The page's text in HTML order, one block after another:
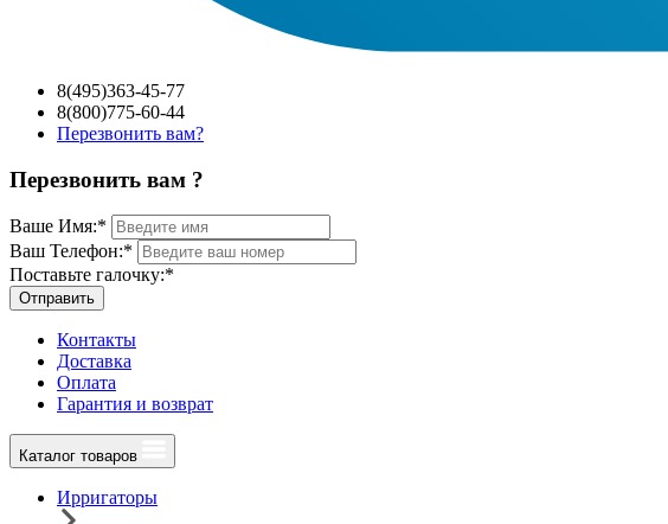
8(495)363-45-77
8(800)775-60-44
Перезвонить вам?
Перезвонить вам ?
Ваше Имя:*
Ваш Телефон:*
Поставьте галочку:*
Отправить
Контакты
Доставка
Оплата
Гарантия и возврат
Каталог товаров
Ирригаторы